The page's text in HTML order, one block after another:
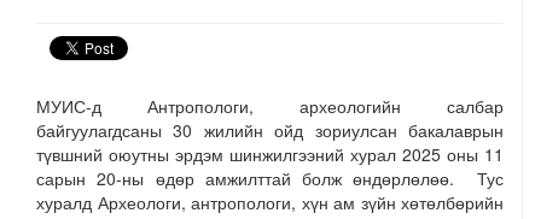
МУИС-д Антропологи, археологийн салбар
байгуулагдсаны 30 жилийн ойд зориулсан бакалаврын
түвшний оюутны эрдэм шинжилгээний хурал 2025 оны 11
сарын 20-ны өдөр амжилттай болж өндөрлөлөө. Тус
хуралд Археологи, антропологи, хүн ам зүйн хөтөлбөрийн